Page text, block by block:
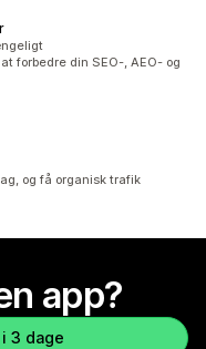
forbedre din SEO-, AEO- og
og få organisk trafik
app?
3 dage